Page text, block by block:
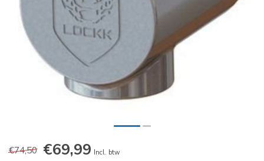
€74,50 €69,99 Incl. btw